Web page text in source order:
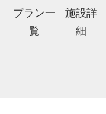
プラン一
覧
施設詳
細